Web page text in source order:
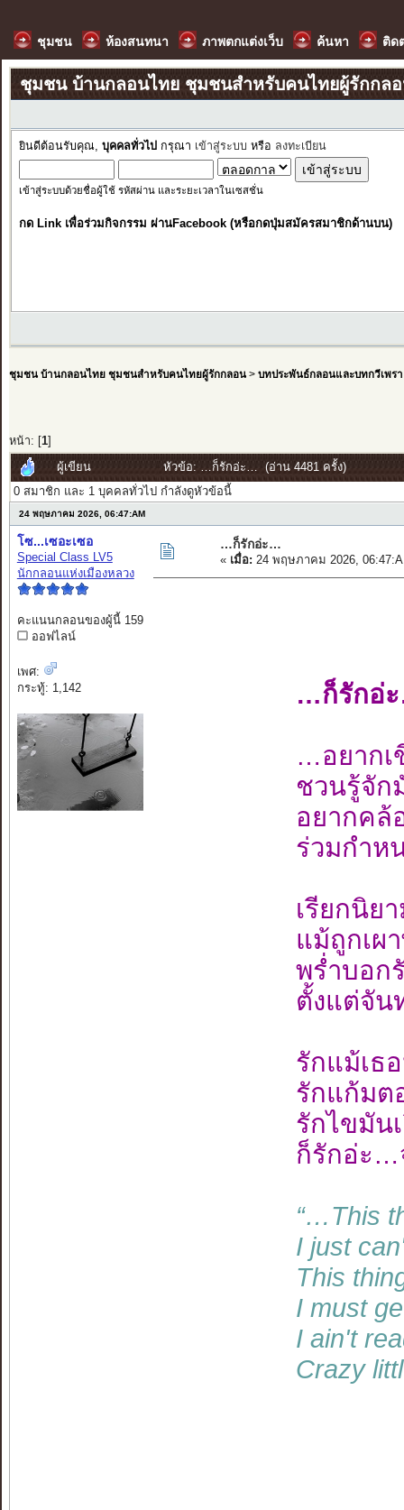
ชุมชน ห้องสนทนา ภาพตกแต่งเว็บ ค้นหา ติด
ชุมชน บ้านกลอนไทย ชุมชนสำหรับคนไทยผู้รักกล
ยินดีต้อนรับคุณ, บุคคลทั่วไป กรุณา เข้าสู่ระบบ หรือ ลงทะเบียน
เข้าสู่ระบบด้วยชื่อผู้ใช้ รหัสผ่าน และระยะเวลาในเซสชั่น
กด Link เพื่อร่วมกิจกรรม ผ่านFacebook (หรือกดปุ่มสมัครสมาชิกด้านบน)
ชุมชน บ้านกลอนไทย ชุมชนสำหรับคนไทยผู้รักกลอน> บทประพันธ์กลอนและบทกวีเพรา
หน้า: [ 1]
ผู้เขียน
หัวข้อ: …ก็รักอ่ะ… (อ่าน 4481 ครั้ง)
0 สมาชิก และ 1 บุคคลทั่วไป กำลังดูหัวข้อนี้
24 พฤษภาคม 2026, 06:47:AM
โซ...เซอะเซอ
Special Class LV5
นักกลอนแห่งเมืองหลวง
คะแนนกลอนของผู้นี้ 159
ออฟไลน์
เพศ:
กระทู้: 1,142
…ก็รักอ่ะ…
« เมื่อ: 24 พฤษภาคม 2026,
…ก็รักอ่
…อยากเ
ชวนรู้จัก
อยากคล้
ร่วมกำห
เรียกนิย
แม้ถูกเผ
พร่ำบอก
ตั้งแต่จัน
รักแม้เธ
รักแก้มต
รักไขมัน
ก็รักอ่ะ…
“…This
I just
This
I must
I ain't
Crazy